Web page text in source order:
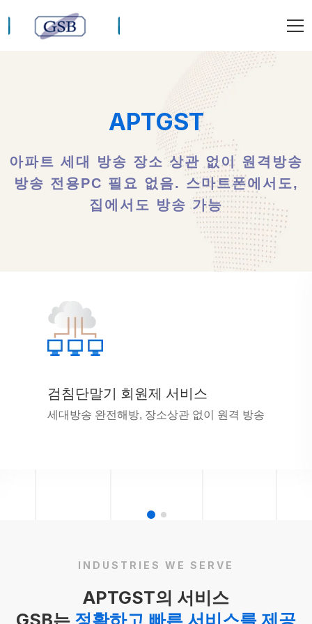
APTGST
아파트 세대 방송 장소 상관 없이 원격방송
방송 전용PC 필요 없음. 스마트폰에서도,
집에서도 방송 가능
검침단말기 회원제 서비스
세대방송 완전해방, 장소상관 없이 원격 방송
INDUSTRIES WE SERVE
APTGST의 서비스